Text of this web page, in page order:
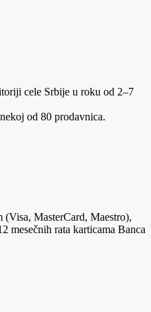
cele Srbije u roku od 2–7
od 80 prodavnica.
(Visa, MasterCard, Maestro),
rata karticama Banca